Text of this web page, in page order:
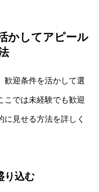
かしてアピール
歓迎条件を活かして選
こでは未経験でも歓迎
見せる方法を詳しく
り込む